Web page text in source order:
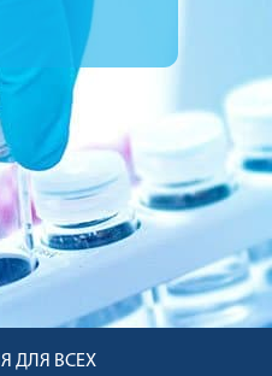
ДЛЯ ВСЕХ